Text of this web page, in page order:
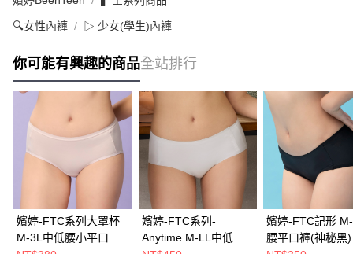
🔍女性內褲 ▷ 少女(學生)內褲
你可能有興趣的商品全站排行
嬪婷-FTC系列大罩杯
M-3L中低腰小平口褲
嬪婷-FTC系列-
Anytime M-LL中低腰
嬪婷-FTC記形
腰平口褲(神秘黑)